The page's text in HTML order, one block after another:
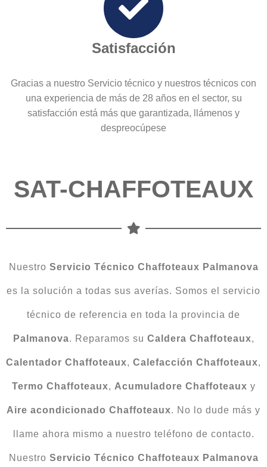
Satisfacción
Gracias a nuestro Servicio técnico y nuestros técnicos con
una experiencia de más de 28 años en el sector, su
satisfacción está más que garantizada, llámenos y
despreocúpese
SAT-CHAFFOTEAUX
Nuestro Servicio Técnico Chaffoteaux Palmanova
es la solución a todas sus averías. Somos el servicio
técnico de referencia en toda la provincia de
Palmanova. Reparamos su Caldera Chaffoteaux,
Calentador Chaffoteaux, Calefacción Chaffoteaux,
Termo Chaffoteaux, Acumuladore Chaffoteaux y
Aire acondicionado Chaffoteaux. No lo dude más y
llame ahora mismo a nuestro teléfono de contacto.
Nuestro Servicio Técnico Chaffoteaux Palmanova